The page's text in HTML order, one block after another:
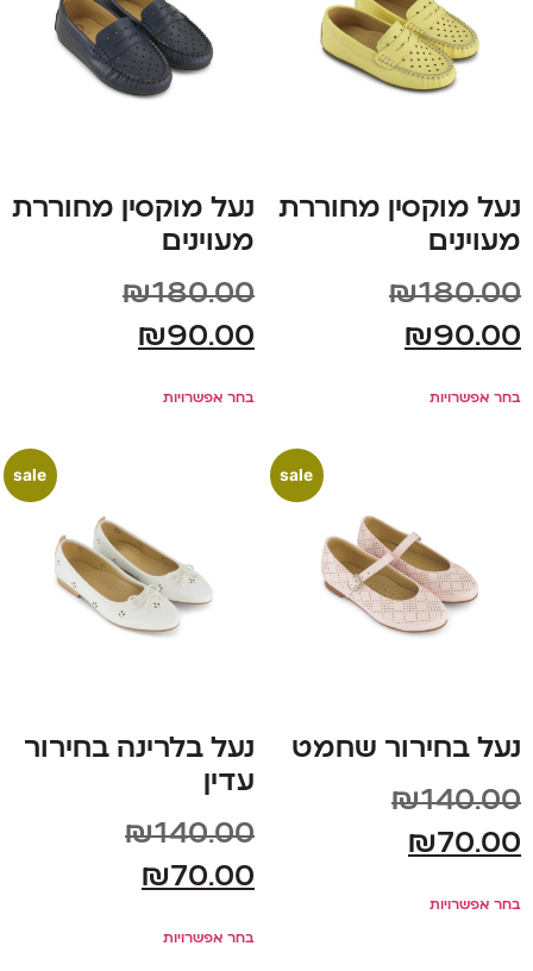
נעל מוקסין מחוררת
מעוינים
₪180.00
₪90.00
בחר אפשרויות
נעל מוקסין מחוררת
מעוינים
₪180.00
₪90.00
בחר אפשרויות
sale
נעל בחירור שחמט
₪140.00
₪ 70.00
בחר אפשרויות
sale
נעל בלרינה בחירור
עדין
₪140.00
₪ 70.00
בחר אפשרויות